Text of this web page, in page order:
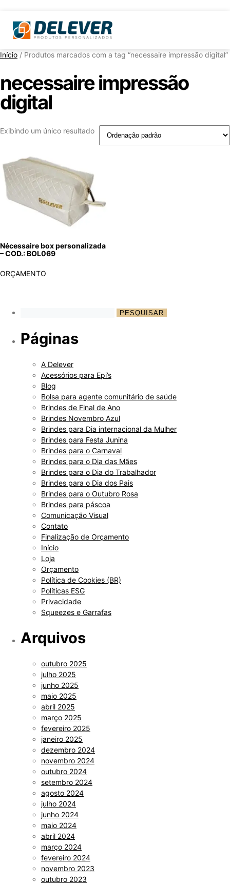
Início / Produtos marcados com a tag “necessaire impressão digital”
necessaire impressão
digital
Exibindo um único resultado
Nécessaire box personalizada
– COD.: BOL069
ORÇAMENTO
Páginas
A Delever
Acessórios para Epi’s
Blog
Bolsa para agente comunitário de saúde
Brindes de Final de Ano
Brindes Novembro Azul
Brindes para Dia internacional da Mulher
Brindes para Festa Junina
Brindes para o Carnaval
Brindes para o Dia das Mães
Brindes para o Dia do Trabalhador
Brindes para o Dia dos Pais
Brindes para o Outubro Rosa
Brindes para páscoa
Comunicação Visual
Contato
Finalização de Orçamento
Início
Loja
Orçamento
Política de Cookies (BR)
Políticas ESG
Privacidade
Squeezes e Garrafas
Arquivos
outubro 2025
julho 2025
junho 2025
maio 2025
abril 2025
março 2025
fevereiro 2025
janeiro 2025
dezembro 2024
novembro 2024
outubro 2024
setembro 2024
agosto 2024
julho 2024
junho 2024
maio 2024
abril 2024
março 2024
fevereiro 2024
novembro 2023
outubro 2023